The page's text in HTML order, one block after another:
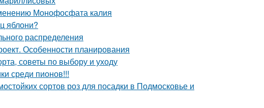
Монофосфата калия
яблони?
распределения
Особенности планирования
советы по выбору и уходу
среди пионов!!!
сортов роз для посадки в Подмосковье и